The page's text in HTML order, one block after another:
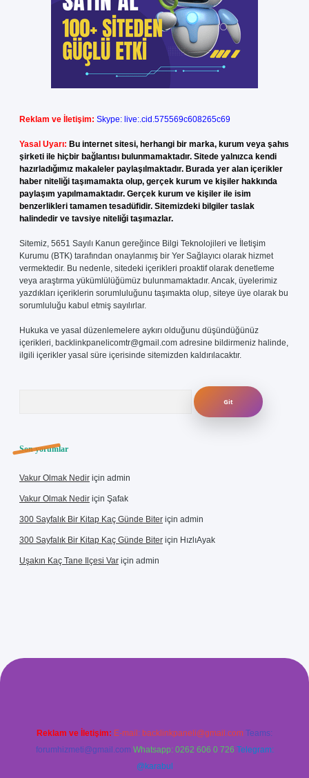
Reklam ve İletişim: Skype: live:.cid.575569c608265c69
Yasal Uyarı: Bu internet sitesi, herhangi bir marka, kurum veya şahıs
şirketi ile hiçbir bağlantısı bulunmamaktadır. Sitede yalnızca kendi
hazırladığımız makaleler paylaşılmaktadır. Burada yer alan içerikler
haber niteliği taşımamakta olup, gerçek kurum ve kişiler hakkında
paylaşım yapılmamaktadır. Gerçek kurum ve kişiler ile isim
benzerlikleri tamamen tesadüfidir. Sitemizdeki bilgiler taslak
halindedir ve tavsiye niteliği taşımazlar.
Sitemiz, 5651 Sayılı Kanun gereğince Bilgi Teknolojileri ve İletişim
Kurumu (BTK) tarafından onaylanmış bir Yer Sağlayıcı olarak hizmet
vermektedir. Bu nedenle, sitedeki içerikleri proaktif olarak denetleme
veya araştırma yükümlülüğümüz bulunmamaktadır. Ancak, üyelerimiz
yazdıkları içeriklerin sorumluluğunu taşımakta olup, siteye üye olarak bu
sorumluluğu kabul etmiş sayılırlar.
Hukuka ve yasal düzenlemelere aykırı olduğunu düşündüğünüz
içerikleri, backlinkpanelicomtr@gmail.com adresine bildirmeniz halinde,
ilgili içerikler yasal süre içerisinde sitemizden kaldırılacaktır.
Son yorumlar
Vakur Olmak Nedir için admin
Vakur Olmak Nedir için Şafak
300 Sayfalık Bir Kitap Kaç Günde Biter için admin
300 Sayfalık Bir Kitap Kaç Günde Biter için HızlıAyak
Uşakın Kaç Tane Ilçesi Var için admin
betci giriş
Reklam ve İletişim: E-mail: backlinkpaneli@gmail.com Teams:
forumhizmeti@gmail.com Whatsapp: 0262 606 0 726 Telegram:
@karabul